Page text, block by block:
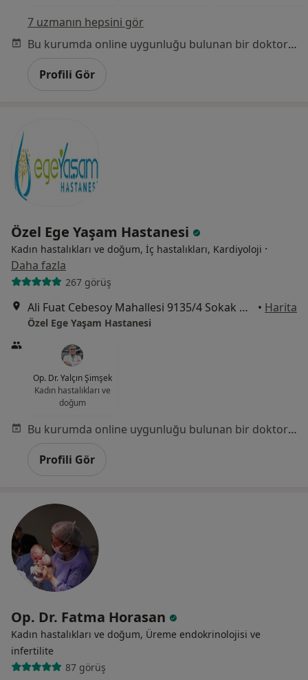
7 uzmanın hepsini gör
Bu kurumda online uygunluğu bulunan bir doktor veya uzman bulunamadı
Profili Gör
Özel Ege Yaşam Hastanesi
Kadın hastalıkları ve doğum, İç hastalıkları, Kardiyoloji ·
Daha fazla
267 görüş
Ali Fuat Cebesoy Mahallesi 9135/4 Sokak No:4, Karabağlar • Harita
Özel Ege Yaşam Hastanesi
Op. Dr. Yalçın Şimşek
Kadın hastalıkları ve
doğum
Bu kurumda online uygunluğu bulunan bir doktor veya uzman bulunamadı
Profili Gör
Op. Dr. Fatma Horasan
Kadın hastalıkları ve doğum, Üreme endokrinolojisi ve
i̇nfertilite
87 görüş